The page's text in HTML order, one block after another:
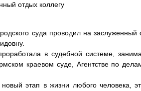
отдых коллегу
суда проводил на
в судебной системе,
краевом суде, Агентстве по
этап в жизни любого человека,